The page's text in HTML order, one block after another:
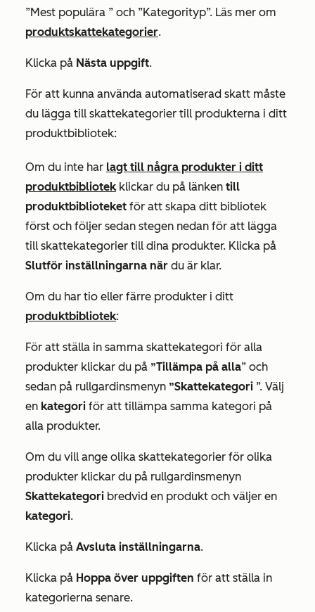
”Mest populära ” och ”Kategorityp”. Läs mer om
produktskattekategorier.
Klicka på Nästa uppgift.
För att kunna använda automatiserad skatt måste
du lägga till skattekategorier till produkterna i ditt
produktbibliotek:
Om du inte har lagt till några produkter i ditt
produktbibliotekklickar du på länken till
produktbiblioteket för att skapa ditt bibliotek
först och följer sedan stegen nedan för att lägga
till skattekategorier till dina produkter. Klicka på
Slutför inställningarna när du är klar.
Om du har tio eller färre produkter i ditt
produktbibliotek:
För att ställa in samma skattekategori för alla
produkter klickar du på ”Tillämpa på alla” och
sedan på rullgardinsmenyn ”Skattekategori ”. Välj
en kategori för att tillämpa samma kategori på
alla produkter.
Om du vill ange olika skattekategorier för olika
produkter klickar du på rullgardinsmenyn
Skattekategori bredvid en produkt och väljer en
kategori.
Klicka på Avsluta inställningarna.
Klicka på Hoppa över uppgiften för att ställa in
kategorierna senare.